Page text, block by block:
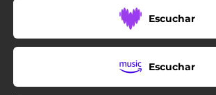
Escuchar
Escuchar